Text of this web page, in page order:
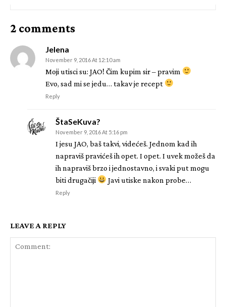
2 comments
Jelena
November 9, 2016 At 12:10 am
Moji utisci su: JAO! Čim kupim sir – pravim
Evo, sad mi se jedu… takav je recept
Reply
ŠtaSeKuva?
November 9, 2016 At 5:16 pm
I jesu JAO, baš takvi, videćeš. Jednom kad ih
napraviš pravićeš ih opet. I opet. I uvek možeš da
ih napraviš brzo i jednostavno, i svaki put mogu
biti drugačiji
Javi utiske nakon probe…
Reply
LEAVE A REPLY